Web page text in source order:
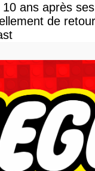
ans après
de